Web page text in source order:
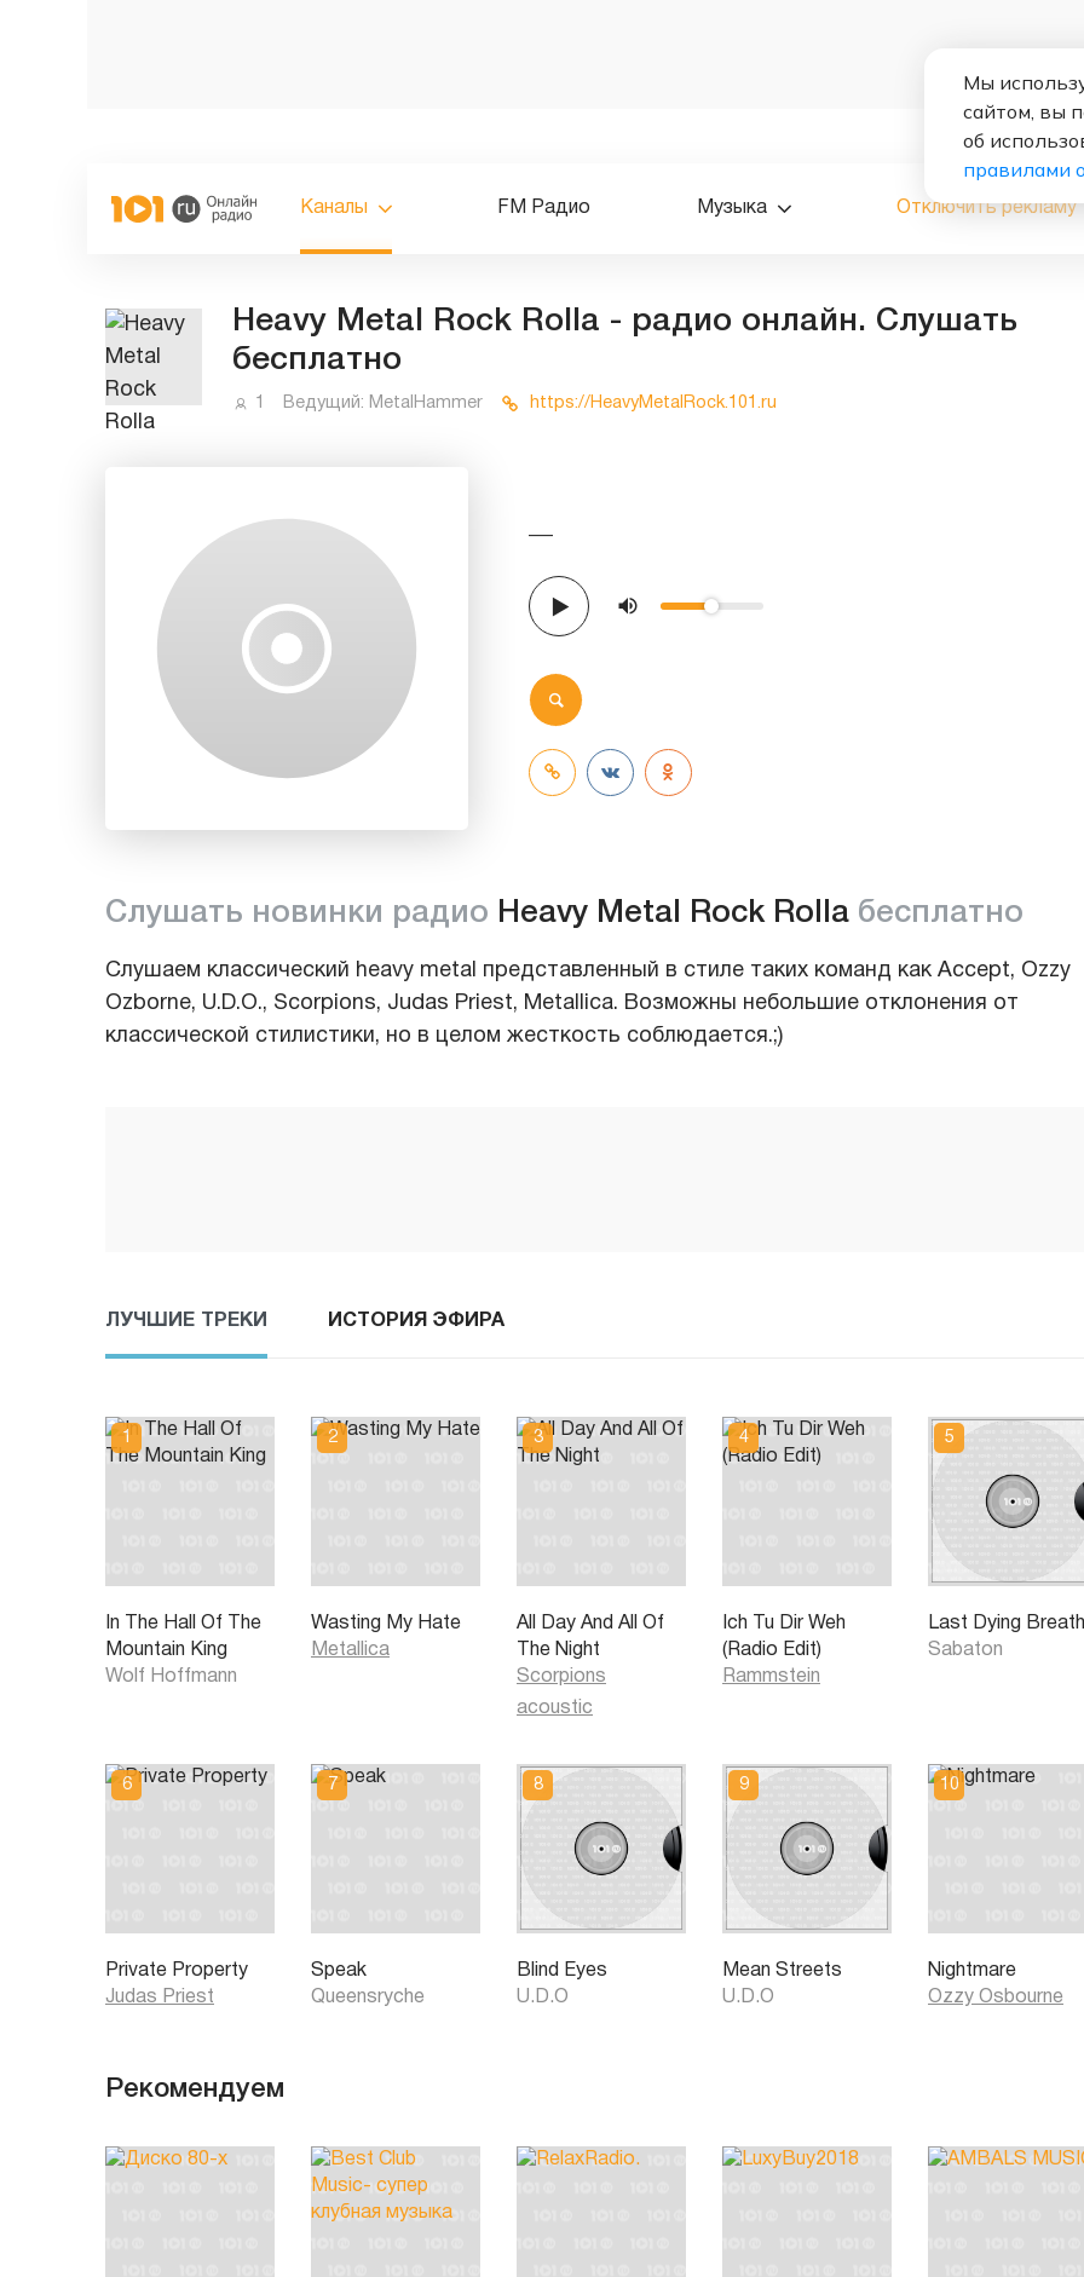
Каналы FM Радио Музыка Отключить рекламу
Heavy Metal Rock Rolla - радио онлайн. Слушать
бесплатно
1 Ведущий: MetalHammer https://HeavyMetalRock.101.ru
—
Слушать новинки радио Heavy Metal Rock Rolla бесплатно
Слушаем классический heavy metal представленный в стиле таких команд как Accept, Ozzy
Ozborne, U.D.O., Scorpions, Judas Priest, Metallica. Возможны небольшие отклонения от
классической стилистики, но в целом жесткость соблюдается.;)
ЛУЧШИЕ ТРЕКИ ИСТОРИЯ ЭФИРА
In The Hall Of The
Mountain King
Wolf Hoffmann
Wasting My Hate
Metallica
All Day And All Of
The Night
Scorpions
acoustic
Ich Tu Dir Weh
(Radio Edit)
Rammstein
Last Dying Breath
Sabaton
Private Property
Judas Priest
Speak
Queensryche
Blind Eyes
U.D.O
Mean Streets
U.D.O
Nightmare
Ozzy Osbourne
Рекомендуем
Мы
сайтом, вы
об
правилами